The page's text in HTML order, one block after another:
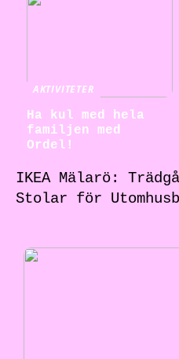
AKTIVITETER
Ha kul med hela
familjen med
Ordel!
IKEA Mälarö:
Stolar för